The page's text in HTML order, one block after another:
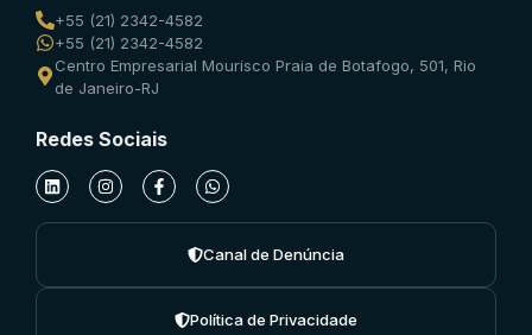
+55 (21) 2342-4582
+55 (21) 2342-4582
Centro Empresarial Mourisco Praia de Botafogo, 501, Rio
de Janeiro-RJ
Redes Sociais
Canal de Denúncia
Política de Privacidade